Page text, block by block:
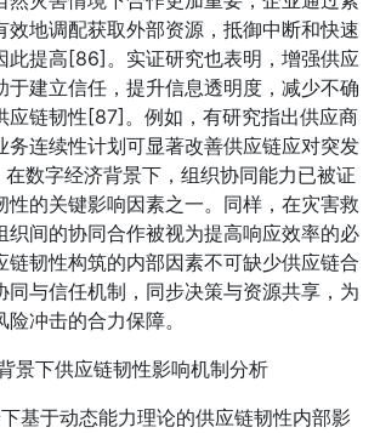
效地调配获取外部资源，抵御中断和快速
此提高[86]。实证研究也表明，增强供应
于建立信任，提升信息透明度，减少不确
应链韧性[87]。例如，有研究指出供应商
务连续性计划可显著改善供应链应对突发
数字经济背景下，组织协同能力已被证
性的关键影响因素之一。同样，在灾害救
织间的协同合作被视为提高响应效率的必
韧性构筑的内部因素不可缺少供应链合
同与信任机制，同步决策与资源共享，为
冲击的合力保障。
景下供应链韧性影响机制分析
基于动态能力理论的供应链韧性内部影